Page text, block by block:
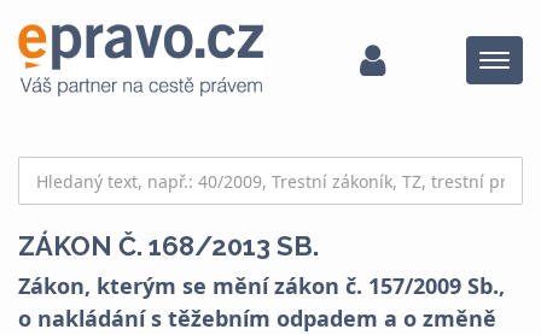
Menu
ZÁKON Č. 168/2013 SB.
Zákon, kterým se mění zákon č. 157/2009 Sb.,
o nakládání s těžebním odpadem a o změně